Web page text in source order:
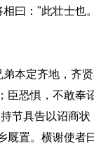
："此壮士也
定齐地，齐
恐惧，不敢奉
节具告以诏商
厩置。横谢使者